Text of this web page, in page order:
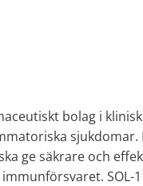
bolag i
sjukdomar.
ge säkrare och